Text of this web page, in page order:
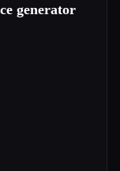
generator